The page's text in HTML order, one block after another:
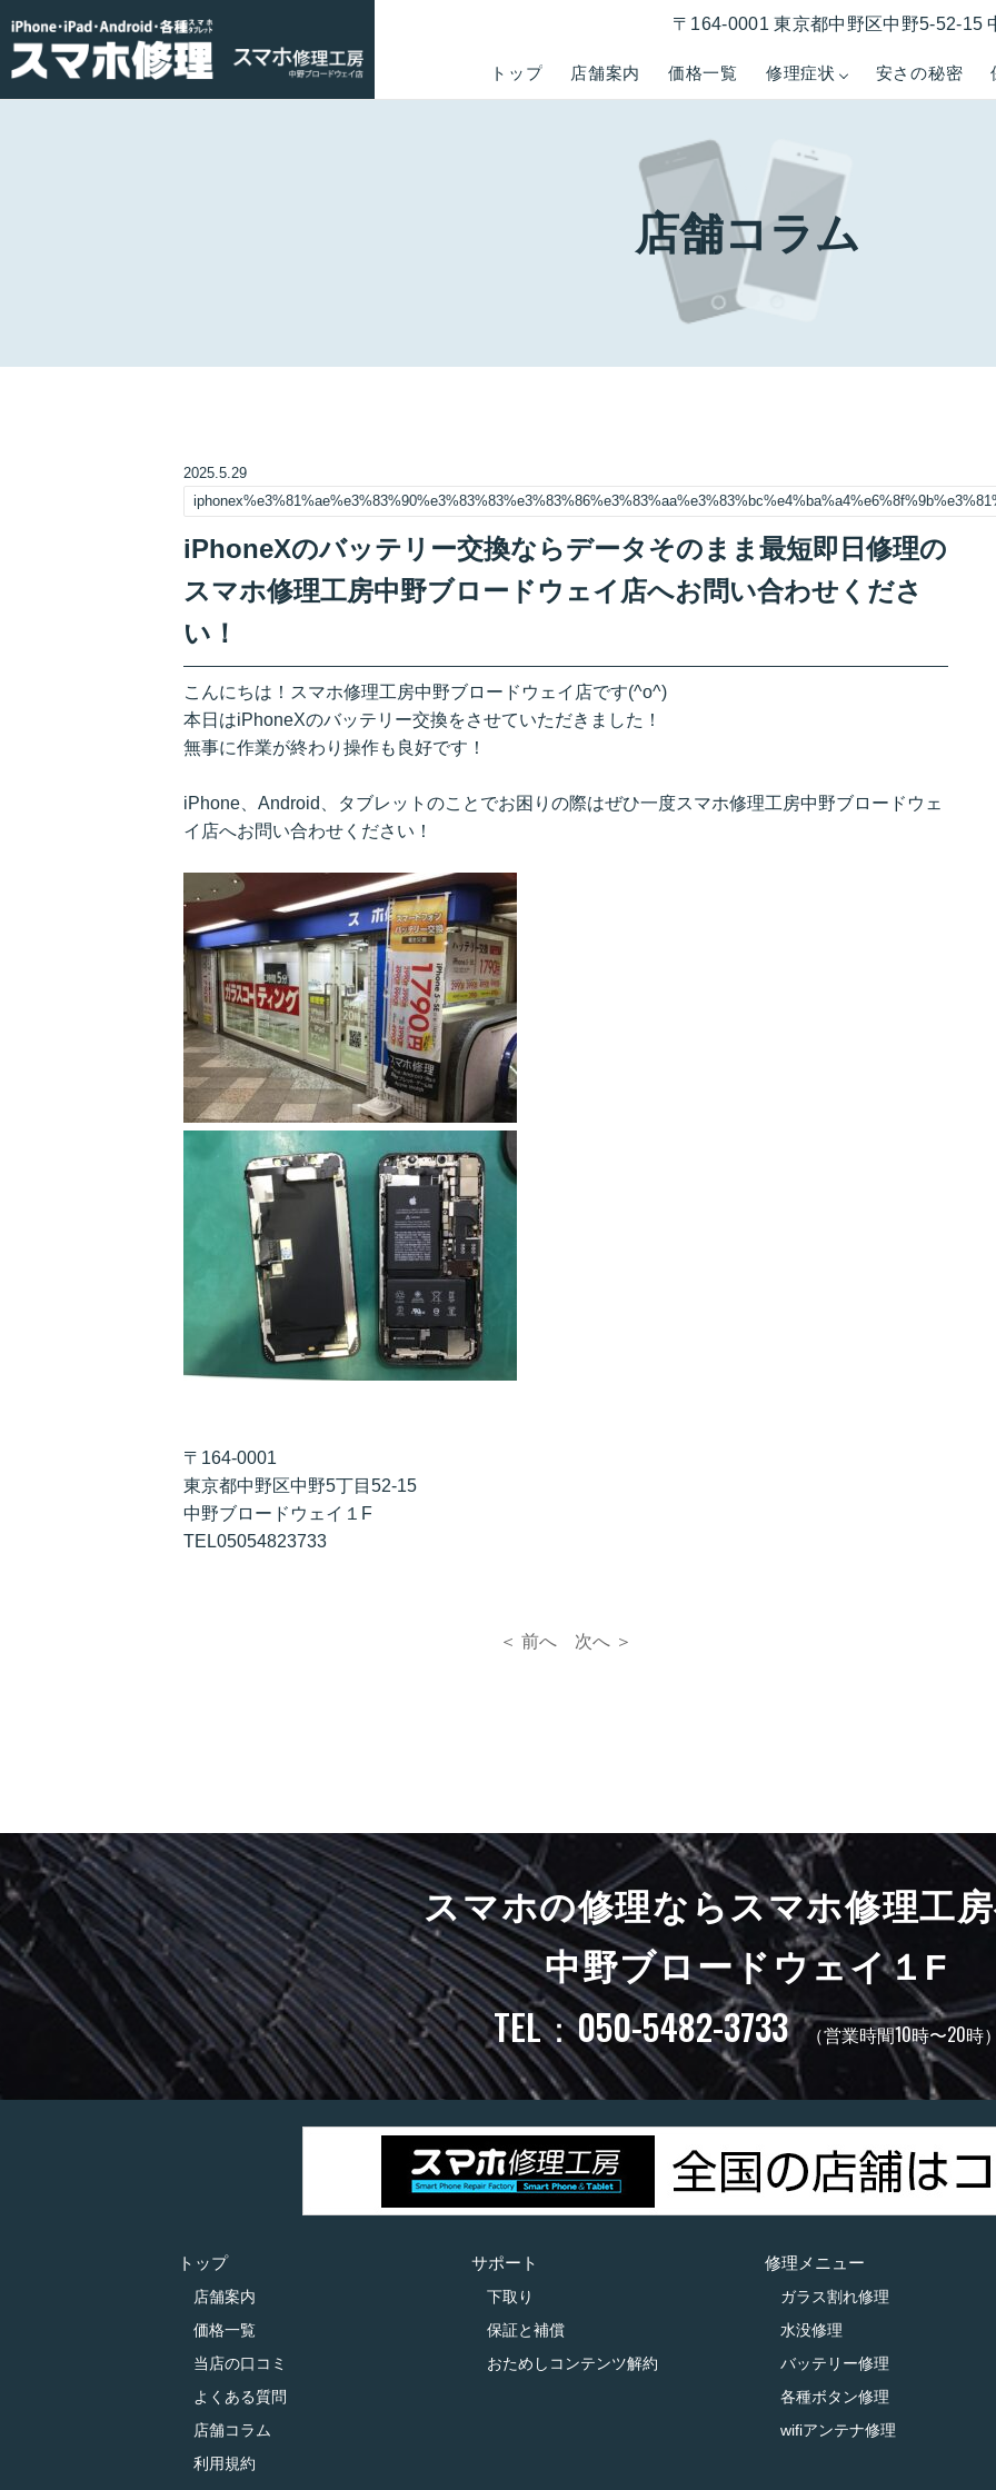
トップ 店舗案内 価格一覧 修理症状 安さの秘密
〒164-0001 東京都中野区中野5-52-15
店舗コラム
2025.5.29
iPhoneXのバッテリー交換ならデータそのまま最短即日修理の
スマホ修理工房中野ブロードウェイ店へお問い合わせくださ
い！
こんにちは！スマホ修理工房中野ブロードウェイ店です(^o^)
本日はiPhoneXのバッテリー交換をさせていただきました！
無事に作業が終わり操作も良好です！
iPhone、Android、タブレットのことでお困りの際はぜひ一度スマホ修理工房中野ブロードウェ
イ店へお問い合わせください！
〒164-0001
東京都中野区中野5丁目52-15
中野ブロードウェイ１F
TEL05054823733
＜ 前へ 次へ ＞
スマホの修理ならスマホ修理工
中野ブロードウェイ１F
TEL：050-5482-3733 （営業時間10時〜20時
トップ
店舗案内
価格一覧
当店の口コミ
よくある質問
店舗コラム
利用規約
サポート
下取り
保証と補償
おためしコンテンツ解約
修理メニュー
ガラス割れ修理
水没修理
バッテリー修理
各種ボタン修理
wifiアンテナ修理